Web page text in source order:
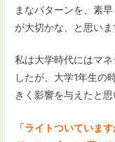
まなパターンを、素
が大切かな、と思いま
私は大学時代にはマ
したが、大学1年生の
きく影響を与えたと
「ライトついてい